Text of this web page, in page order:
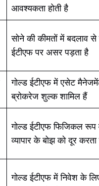
आवश्यकता होती है
सोने की कीमतों में बदलाव से
ईटीएफ पर असर पड़ता है
गोल्ड ईटीएफ में एसेट
ब्रोकरेज शुल्क शामिल हैं
गोल्ड ईटीएफ फिजिकल
व्यापार के बोझ को दूर करता
गोल्ड ईटीएफ में निवेश के